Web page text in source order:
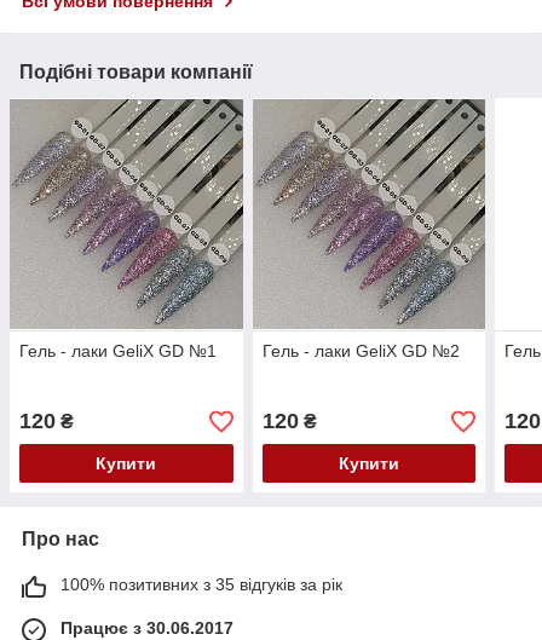
Подібні товари компанії
Гель - лаки GeliX GD №1
120 ₴
Купити
Гель - лаки GeliX GD №2
120₴
Купити
120
Про нас
100% позитивних з 35 відгуків за рік
Працює з 30.06.2017